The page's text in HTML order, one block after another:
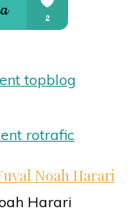
Noah Harari